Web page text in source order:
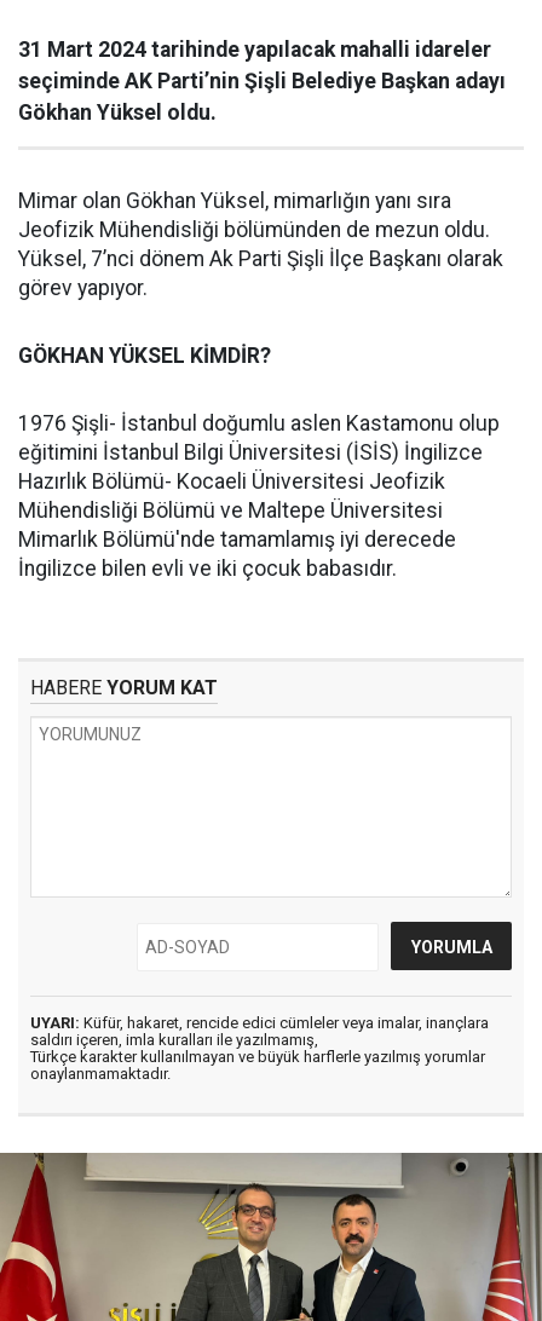
31 Mart 2024 tarihinde yapılacak mahalli idareler
seçiminde AK Parti’nin Şişli Belediye Başkan adayı
Gökhan Yüksel oldu.
Mimar olan Gökhan Yüksel, mimarlığın yanı sıra
Jeofizik Mühendisliği bölümünden de mezun oldu.
Yüksel, 7’nci dönem Ak Parti Şişli İlçe Başkanı olarak
görev yapıyor.
GÖKHAN YÜKSEL KİMDİR?
1976 Şişli- İstanbul doğumlu aslen Kastamonu olup
eğitimini İstanbul Bilgi Üniversitesi (İSİS) İngilizce
Hazırlık Bölümü- Kocaeli Üniversitesi Jeofizik
Mühendisliği Bölümü ve Maltepe Üniversitesi
Mimarlık Bölümü'nde tamamlamış iyi derecede
İngilizce bilen evli ve iki çocuk babasıdır.
HABERE YORUM KAT
UYARI: Küfür, hakaret, rencide edici cümleler veya imalar, inançlara
saldırı içeren, imla kuralları ile yazılmamış,
Türkçe karakter kullanılmayan ve büyük harflerle yazılmış yorumlar
onaylanmamaktadır.